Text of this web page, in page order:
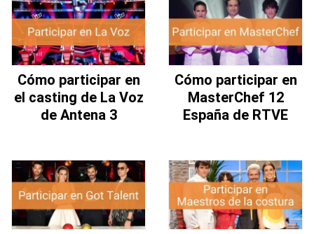
Cómo participar en
el casting de La Voz
de Antena 3
Cómo participar en
MasterChef 12
España de RTVE